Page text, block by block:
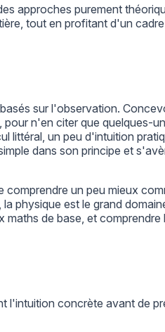
approches purement
tout en profitant d'un
sur l'observation.
n'en citer que quelques-
littéral, un peu d'intuition
dans son principe et
un peu mieux
physique est le grand
de base, et comprendre
l'intuition concrète avant de